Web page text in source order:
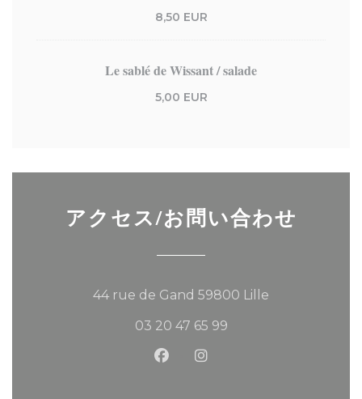
8,50 EUR
Le sablé de Wissant / salade
5,00 EUR
アクセス/お問い合わせ
44 rue de Gand 59800 Lille
03 20 47 65 99
Facebook ((新しいウィンド
Instagram ((新しいウィ